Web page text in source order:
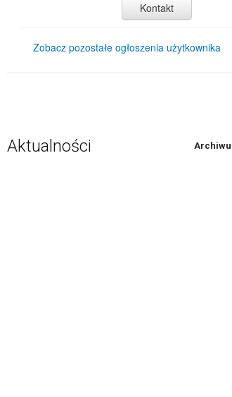
Kontakt
Zobacz pozostałe ogłoszenia użytkownika
Aktualności